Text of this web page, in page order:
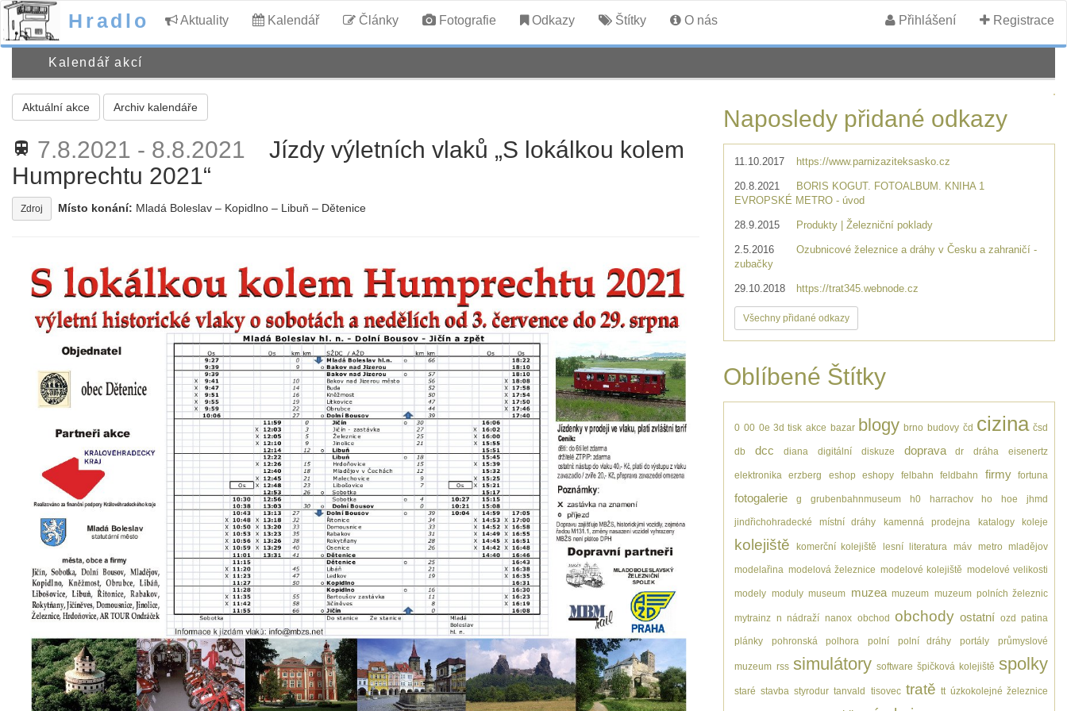
Hradlo Aktuality Kalendář Články Fotografie Odkazy Štítky O nás Přihlášení Registrace
Kalendář akcí
Aktuální akce Archiv kalendáře
train 7.8.2021 - 8.8.2021
Jízdy výletních vlaků „S lokálkou kolem
Humprechtu 2021“
Zdroj Místo konání: Mladá Boleslav – Kopidlno – Libuň – Dětenice
Naposledy přidané odkazy
11.10.2017 https://www.parnizaziteksasko.cz
20.8.2021
BORIS KOGUT. FOTOALBUM. KNIHA 1
EVROPSKÉ METRO - úvod
28.9.2015 Produkty | Železniční poklady
2.5.2016
Ozubnicové železnice a dráhy v Česku a zahraničí -
zubačky
29.10.2018 https://trat345.webnode.cz
Všechny přidané odkazy
Oblíbené Štítky
0 00 0e 3d tisk akce bazar blogy brno budovy čd cizina čsd
db dcc diana digitální diskuze doprava dr dráha eisenertz
elektronika erzberg eshop eshopy felbahn feldbahn firmy fortuna
fotogalerie g grubenbahnmuseum h0 harrachov ho hoe jhmd
jindřichohradecké místní dráhy kamenná prodejna katalogy koleje
kolejiště komerční kolejiště lesní literatura máv metro mladějov
modelařina modelová železnice modelové kolejiště modelové velikosti
modely moduly museum muzea muzeum muzeum polních železnic
mytrainz n nádraží nanox obchod obchody ostatní ozd patina
plánky pohronská polhora polní polní dráhy portály průmyslové
muzeum rss simulátory software špičková kolejiště spolky
staré stavba styrodur tanvald tisovec tratě tt úzkokolejné železnice